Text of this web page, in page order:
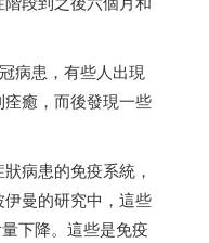
病患，有些人出現
癒，而後發現一些
病患的免疫系統，
曼的研究中，這些
下降。這些是免疫